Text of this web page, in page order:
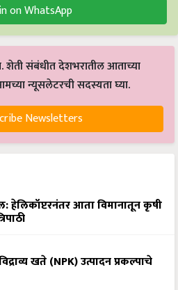
on WhatsApp
संबंधीत देशभरातील आताच्या
न्यूसलेटरची सदस्यता घ्या.
Newsletters
हेलिकॉप्टरनंतर आता विमानातून कृषी
खते (NPK) उत्पादन प्रकल्पाचे